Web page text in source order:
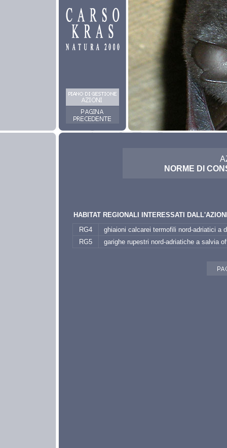
NORME DI
HABITAT REGIONALI INTERESSATI
RG4
ghiaioni calcarei termofili nord-adriatici a
RG5
garighe rupestri nord-adriatiche a salvia